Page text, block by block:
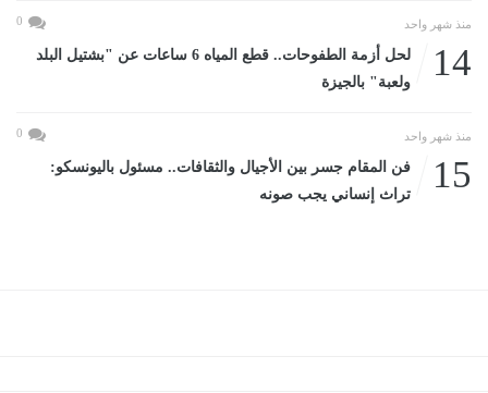
منذ شهر واحد 0
14
لحل أزمة الطفوحات.. قطع المياه 6 ساعات عن "بشتيل البلد
ولعبة" بالجيزة
منذ شهر واحد 0
15
فن المقام جسر بين الأجيال والثقافات.. مسئول باليونسكو:
تراث إنساني يجب صونه